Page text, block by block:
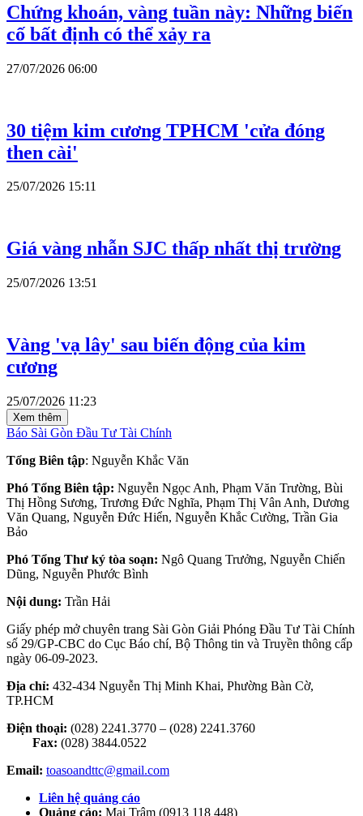
Chứng khoán, vàng tuần này: Những biến
cố bất định có thể xảy ra
27/07/2026 06:00
30 tiệm kim cương TPHCM 'cửa đóng
then cài'
25/07/2026 15:11
Giá vàng nhẫn SJC thấp nhất thị trường
25/07/2026 13:51
Vàng 'vạ lây' sau biến động của kim
cương
25/07/2026 11:23
Xem thêm
Báo Sài Gòn Đầu Tư Tài Chính
Tổng Biên tập: Nguyễn Khắc Văn
Phó Tổng Biên tập: Nguyễn Ngọc Anh, Phạm Văn Trường, Bùi
Thị Hồng Sương, Trương Đức Nghĩa, Phạm Thị Vân Anh, Dương
Văn Quang, Nguyễn Đức Hiển, Nguyễn Khắc Cường, Trần Gia
Bảo
Phó Tổng Thư ký tòa soạn: Ngô Quang Trưởng, Nguyễn Chiến
Dũng, Nguyễn Phước Bình
Nội dung: Trần Hải
Giấy phép mở chuyên trang Sài Gòn Giải Phóng Đầu Tư Tài Chính
số 29/GP-CBC do Cục Báo chí, Bộ Thông tin và Truyền thông cấp
ngày 06-09-2023.
Địa chỉ: 432-434 Nguyễn Thị Minh Khai, Phường Bàn Cờ,
TP.HCM
Điện thoại: (028) 2241.3770 – (028) 2241.3760
Fax: (028) 3844.0522
Email: toasoandttc@gmail.com
Liên hệ quảng cáo
Quảng cáo: Mai Trâm (0913 118 448)